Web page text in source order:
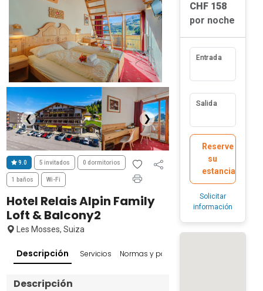
❮ ❯
9.0 5 invitados 0 dormitorios
1 baños Wi-Fi
Hotel Relais Alpin Family
Loft & Balcony2
Les Mosses, Suiza
Descripción Servicios Normas y políticas
Descripción
CHF 158
por noche
Entrada
Salida
Reserve
su
estancia
Solicitar
información